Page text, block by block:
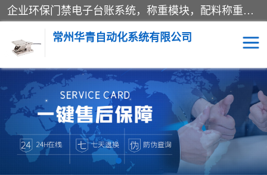
企业环保门禁电子台账系统，称重模块，配料称重系统,称重模块厂家,地磅称重系统,检重秤厂家 常州华青自动化主营：称重模块、无人值守称重系统、配料称重系统、地磅称重系统、检重秤、托利多称重模块等产品。各种称重软件，移动源环保门禁电子台账系统软件。 常州华青自动化系统有限公司7*24的电话支持服务、项目现场开发服务、新功能定制研发服务，产品培训、远程维护，现场安装调试工程等。
常州华青自动化系统有限公司
称重模块 称重仪表
手工配料系统 屠宰管理软件
自动化配料系统 称重贴标机